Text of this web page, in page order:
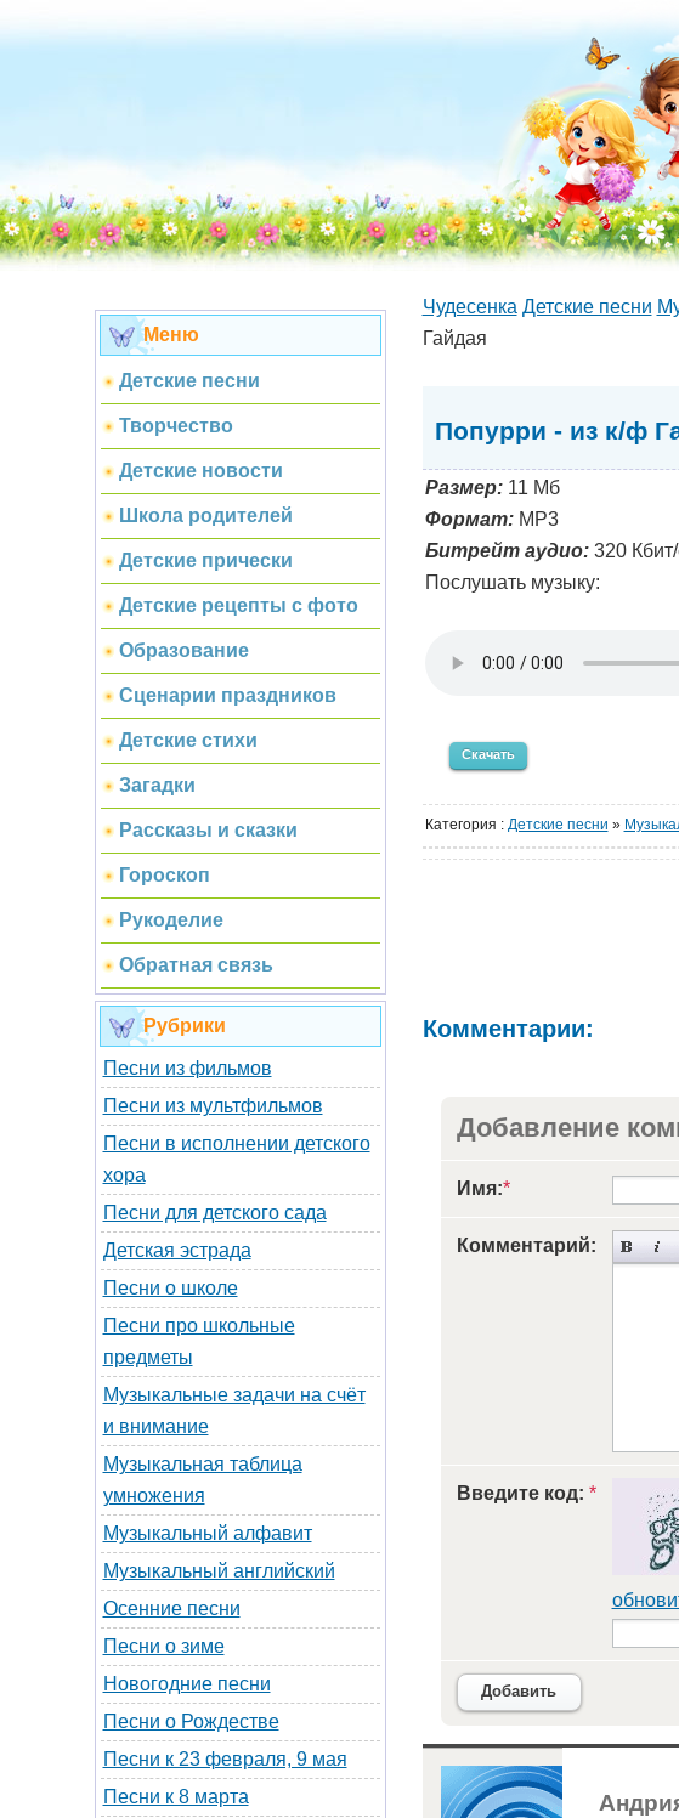
Меню
Детские песни
Творчество
Детские новости
Школа родителей
Детские прически
Детские рецепты с фото
Образование
Сценарии праздников
Детские стихи
Загадки
Рассказы и сказки
Гороскоп
Рукоделие
Обратная связь
Рубрики
Песни из фильмов
Песни из мультфильмов
Песни в исполнении детского
хора
Песни для детского сада
Детская эстрада
Песни о школе
Песни про школьные
предметы
Музыкальные задачи на счёт
и внимание
Музыкальная таблица
умножения
Музыкальный алфавит
Музыкальный английский
Осенние песни
Песни о зиме
Новогодние песни
Песни о Рождестве
Песни к 23 февраля, 9 мая
Песни к 8 марта
Чудесенка Детские песни
Гайдая
Попурри - из к/ф
Размер:11 Мб
Формат:MP3
Битрейт аудио:320
Послушать музыку:
Скачать
Категория : Детские песни »
Комментарии:
Добавление
Имя:*
Комментарий:
Введите код: *
Добавить
<